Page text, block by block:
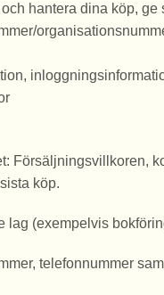
hantera dina köp,
Försäljningsvillkoren,
köp.
lag (exempelvis
telefonnummer